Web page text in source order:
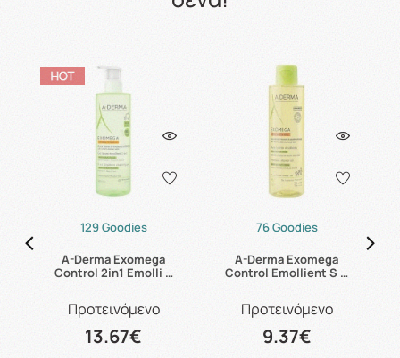
129 Goodies
A-Derma Exomega
Control 2in1 Emolli …
Προτεινόμενο
13.67€
76 Goodies
A-Derma Exomega
Control Emollient S …
Προτεινόμενο
9.37€